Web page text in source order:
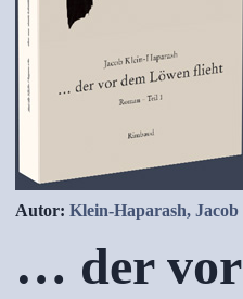
Autor: Klein-Haparash, Jacob
… der